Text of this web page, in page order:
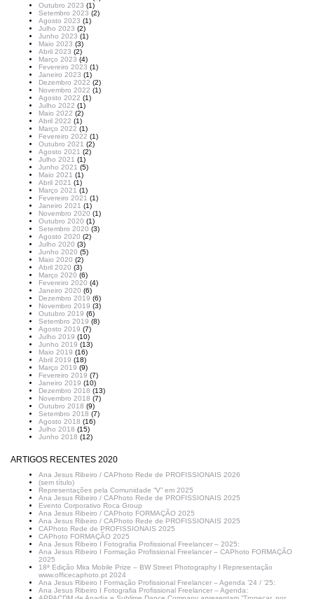
Outubro 2023 (1)
Setembro 2023 (2)
Agosto 2023 (1)
Julho 2023 (2)
Junho 2023 (1)
Maio 2023 (3)
Abril 2023 (2)
Março 2023 (4)
Fevereiro 2023 (1)
Janeiro 2023 (1)
Dezembro 2022 (2)
Novembro 2022 (1)
Agosto 2022 (1)
Julho 2022 (1)
Maio 2022 (2)
Abril 2022 (1)
Março 2022 (1)
Fevereiro 2022 (1)
Outubro 2021 (2)
Agosto 2021 (2)
Julho 2021 (1)
Junho 2021 (5)
Maio 2021 (1)
Abril 2021 (1)
Março 2021 (1)
Fevereiro 2021 (1)
Janeiro 2021 (1)
Novembro 2020 (1)
Outubro 2020 (1)
Setembro 2020 (3)
Agosto 2020 (2)
Julho 2020 (3)
Junho 2020 (5)
Maio 2020 (2)
Abril 2020 (3)
Março 2020 (6)
Fevereiro 2020 (4)
Janeiro 2020 (6)
Dezembro 2019 (6)
Novembro 2019 (3)
Outubro 2019 (6)
Setembro 2019 (8)
Agosto 2019 (7)
Julho 2019 (10)
Junho 2019 (13)
Maio 2019 (16)
Abril 2019 (18)
Março 2019 (9)
Fevereiro 2019 (7)
Janeiro 2019 (10)
Dezembro 2018 (13)
Novembro 2018 (7)
Outubro 2018 (9)
Setembro 2018 (7)
Agosto 2018 (16)
Julho 2018 (15)
Junho 2018 (12)
ARTIGOS RECENTES 2020
Ana Jesus Ribeiro / CAPhoto Rede de PROFISSIONAIS 2026
(sem título)
Representações pela Comunidade “V” em 2025
Ana Jesus Ribeiro / CAPhoto Rede de PROFISSIONAIS 2025
Evento Corporativo Roca Group
Ana Jesus Ribeiro / CAPhoto FORMAÇÃO 2025
Ana Jesus Ribeiro / CAPhoto Rede de PROFISSIONAIS 2025
CAPhoto Rede de PROFISSIONAIS 2025
CAPhoto FORMAÇÃO 2025
Ana Jesus Ribeiro I Fotografia Profissional Freelancer – 2025:
Ana Jesus Ribeiro I Formação Profissional Freelancer – CAPhoto FORMAÇÃO
2025
18ª Edição Mira Mobile Prize – BW Street Photography I Representação
www.officecaphoto.pt 2024
Ana Jesus Ribeiro I Formação Profissional Freelancer – Agenda ’24 / ’25:
Ana Jesus Ribeiro I Fotografia Profissional Freelancer – Agenda: